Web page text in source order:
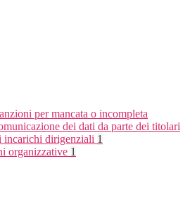
per mancata o incompleta
dei dati da parte dei titolari
incarichi dirigenziali 1
organizzative 1